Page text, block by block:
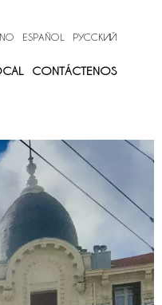
ESPAÑOL РУССКИЙ
CONTÁCTENOS